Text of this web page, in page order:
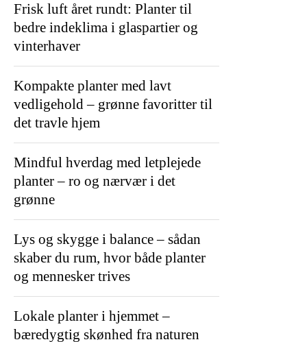
Frisk luft året rundt: Planter til
bedre indeklima i glaspartier og
vinterhaver
Kompakte planter med lavt
vedligehold – grønne favoritter til
det travle hjem
Mindful hverdag med letplejede
planter – ro og nærvær i det
grønne
Lys og skygge i balance – sådan
skaber du rum, hvor både planter
og mennesker trives
Lokale planter i hjemmet –
bæredygtig skønhed fra naturen